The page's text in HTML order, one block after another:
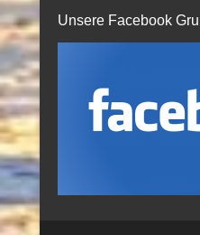
Unsere Facebook